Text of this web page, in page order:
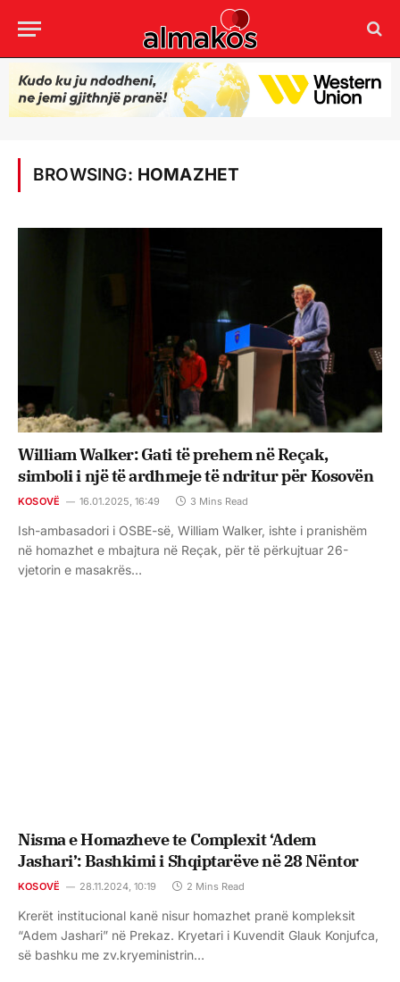
BROWSING: HOMAZHET
William Walker: Gati të prehem në Reçak,
simboli i një të ardhmeje të ndritur për Kosovën
KOSOVË 16.01.2025, 16:49 3 Mins Read
Ish-ambasadori i OSBE-së, William Walker, ishte i pranishëm
në homazhet e mbajtura në Reçak, për të përkujtuar 26-
vjetorin e masakrës…
Nisma e Homazheve te Complexit ‘Adem
Jashari’: Bashkimi i Shqiptarëve në 28 Nëntor
KOSOVË 28.11.2024, 10:19 2 Mins Read
Krerët institucional kanë nisur homazhet pranë kompleksit
“Adem Jashari” në Prekaz. Kryetari i Kuvendit Glauk Konjufca,
së bashku me zv.kryeministrin…